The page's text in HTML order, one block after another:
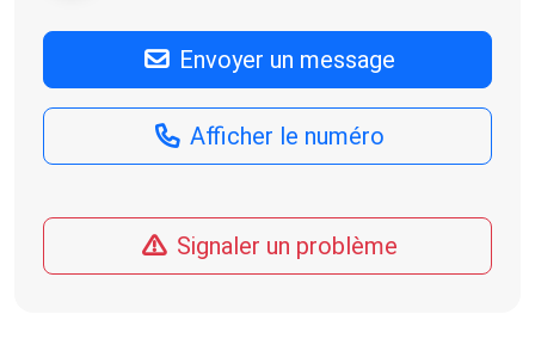
Envoyer un message
Afficher le numéro
Signaler un problème